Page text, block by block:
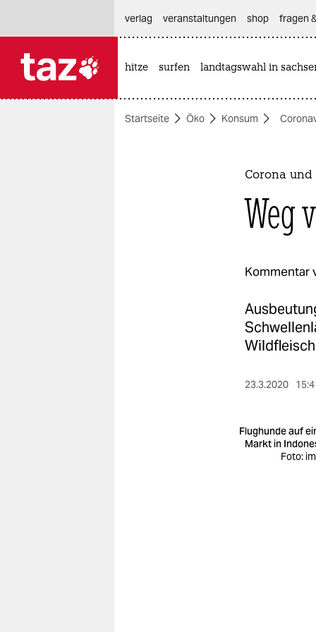
themen
verlag
veranstaltungen shop fragen
hitze surfen landtagswahl in
Startseite Öko Konsum
Corona
Weg
Kommentar
23.3.2020
Flughunde auf
Markt in
Foto: